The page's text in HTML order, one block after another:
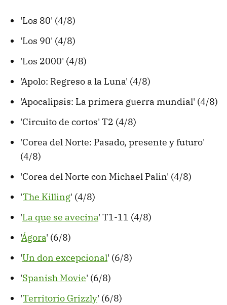
'Los 80' (4/8)
'Los 90' (4/8)
'Los 2000' (4/8)
'Apolo: Regreso a la Luna' (4/8)
'Apocalipsis: La primera guerra mundial' (4/8)
'Circuito de cortos' T2 (4/8)
'Corea del Norte: Pasado, presente y futuro'
(4/8)
'Corea del Norte con Michael Palin' (4/8)
'The Killing' (4/8)
'La que se avecina' T1-11 (4/8)
'Ágora' (6/8)
'Un don excepcional' (6/8)
'Spanish Movie' (6/8)
'Territorio Grizzly' (6/8)